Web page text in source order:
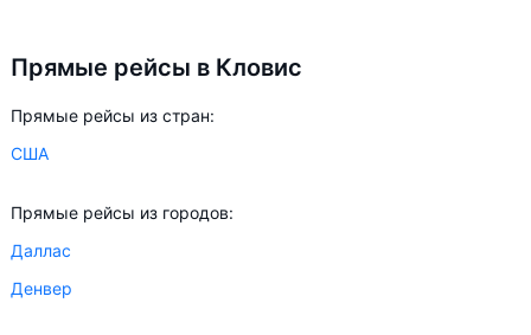
Прямые рейсы в Кловис
Прямые рейсы из стран:
США
Прямые рейсы из городов:
Даллас
Денвер